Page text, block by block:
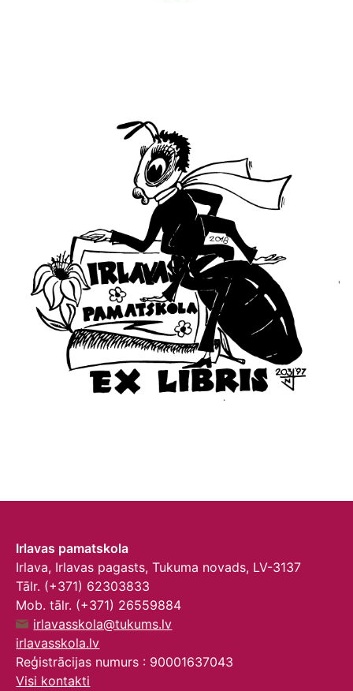
Irlavas pamatskola
Irlava, Irlavas pagasts, Tukuma novads, LV-3137
Tālr. (+371) 62303833
Mob. tālr. (+371) 26559884
irlavasskola@tukums.lv
irlavasskola.lv
Reģistrācijas numurs : 90001637043
Visi kontakti